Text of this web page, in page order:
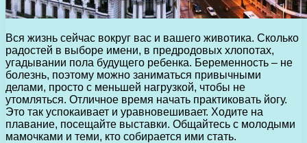
Вся жизнь сейчас вокруг вас и вашего животика. Сколько
радостей в выборе имени, в предродовых хлопотах,
угадывании пола будущего ребенка. Беременность – не
болезнь, поэтому можно заниматься привычными
делами, просто с меньшей нагрузкой, чтобы не
утомляться. Отличное время начать практиковать йогу.
Это так успокаивает и уравновешивает. Ходите на
плавание, посещайте выставки. Общайтесь с молодыми
мамочками и теми, кто собирается ими стать.